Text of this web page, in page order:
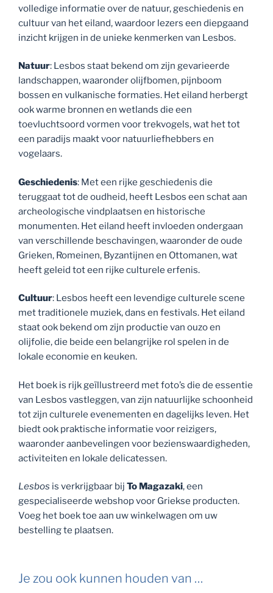
volledige informatie over de natuur, geschiedenis en
cultuur van het eiland, waardoor lezers een diepgaand
inzicht krijgen in de unieke kenmerken van Lesbos.
Natuur: Lesbos staat bekend om zijn gevarieerde
landschappen, waaronder olijfbomen, pijnboom
bossen en vulkanische formaties. Het eiland herbergt
ook warme bronnen en wetlands die een
toevluchtsoord vormen voor trekvogels, wat het tot
een paradijs maakt voor natuurliefhebbers en
vogelaars.
Geschiedenis: Met een rijke geschiedenis die
teruggaat tot de oudheid, heeft Lesbos een schat aan
archeologische vindplaatsen en historische
monumenten. Het eiland heeft invloeden ondergaan
van verschillende beschavingen, waaronder de oude
Grieken, Romeinen, Byzantijnen en Ottomanen, wat
heeft geleid tot een rijke culturele erfenis.
Cultuur: Lesbos heeft een levendige culturele scene
met traditionele muziek, dans en festivals. Het eiland
staat ook bekend om zijn productie van ouzo en
olijfolie, die beide een belangrijke rol spelen in de
lokale economie en keuken.
Het boek is rijk geïllustreerd met foto’s die de essentie
van Lesbos vastleggen, van zijn natuurlijke schoonheid
tot zijn culturele evenementen en dagelijks leven. Het
biedt ook praktische informatie voor reizigers,
waaronder aanbevelingen voor bezienswaardigheden,
activiteiten en lokale delicatessen.
Lesbos is verkrijgbaar bij To Magazaki, een
gespecialiseerde webshop voor Griekse producten.
Voeg het boek toe aan uw winkelwagen om uw
bestelling te plaatsen.
Je zou ook kunnen houden van …